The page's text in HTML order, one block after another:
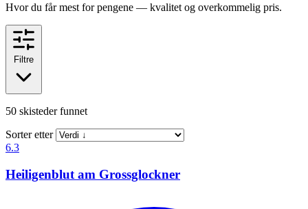
Hvor du får mest for pengene — kvalitet og overkommelig pris.
Filtre
50 skisteder funnet
Sorter etter
6.3
Heiligenblut am Grossglockner